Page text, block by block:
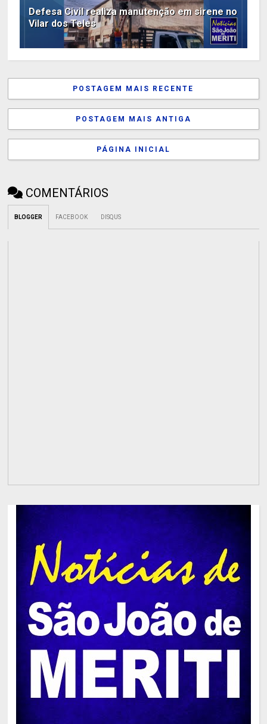
Defesa Civil realiza manutenção em sirene no
Vilar dos Teles
POSTAGEM MAIS RECENTE
POSTAGEM MAIS ANTIGA
PÁGINA INICIAL
COMENTÁRIOS
BLOGGER FACEBOOK DISQUS